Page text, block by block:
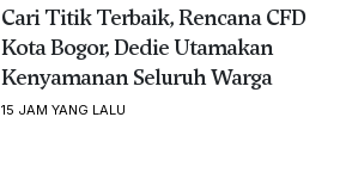
Cari Titik Terbaik, Rencana CFD
Kota Bogor, Dedie Utamakan
Kenyamanan Seluruh Warga
15 JAM YANG LALU